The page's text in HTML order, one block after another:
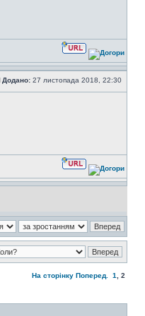
Додано: 27 листопада 2018, 22:30
На сторінку Поперед. 1 2